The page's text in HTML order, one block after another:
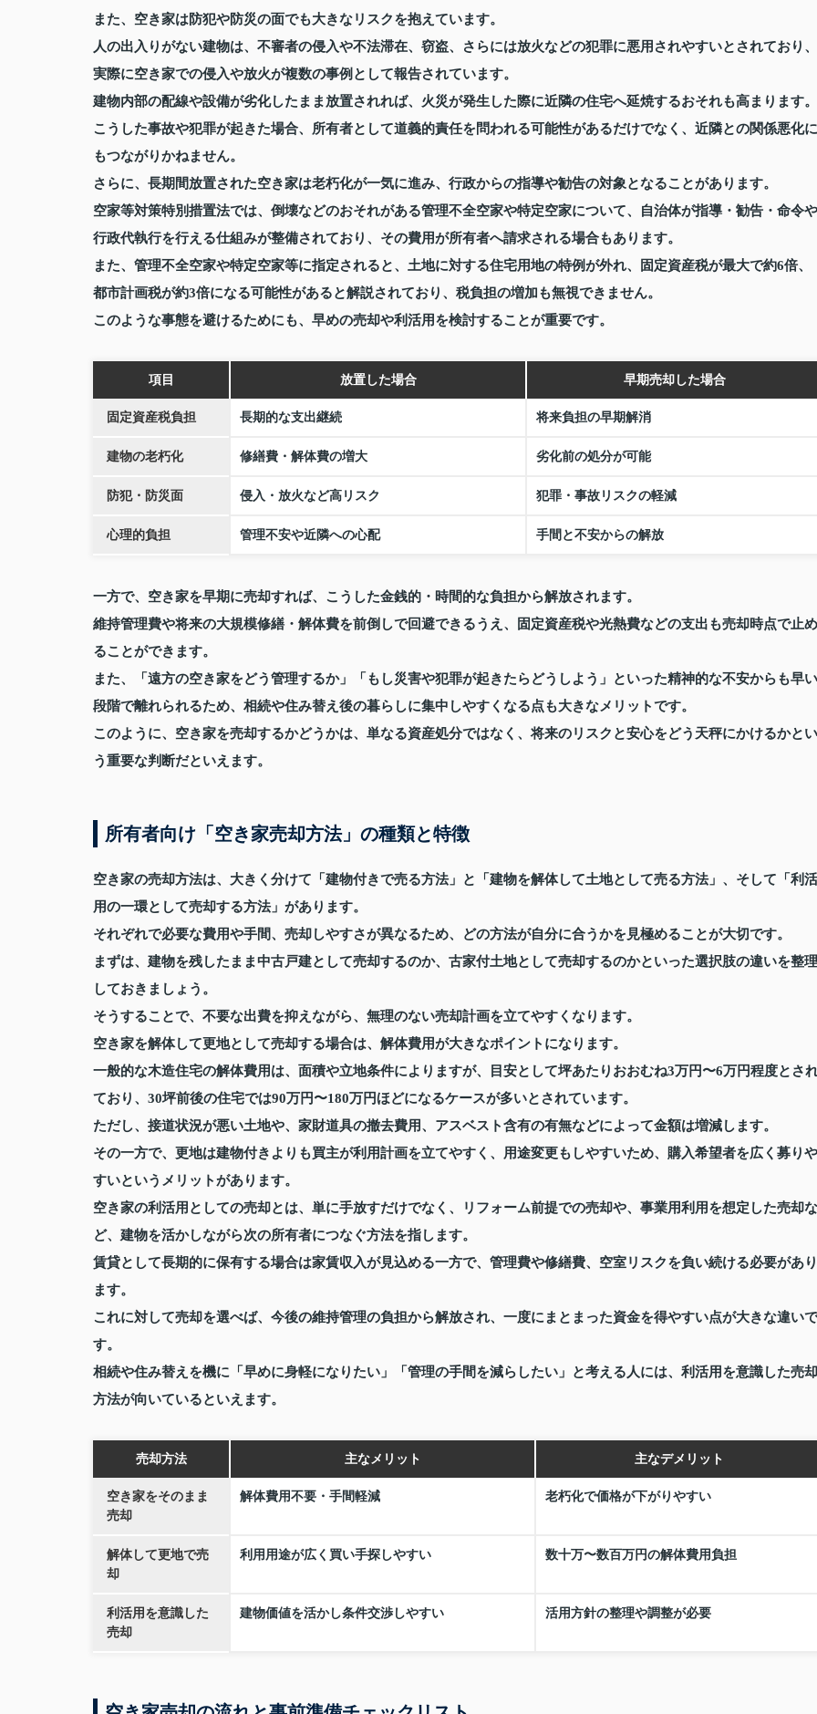
また、空き家は防犯や防災の面でも大きなリスクを抱えています。
人の出入りがない建物は、不審者の侵入や不法滞在、窃盗、さらには放火などの犯罪に悪用されやすいとされており、
実際に空き家での侵入や放火が複数の事例として報告されています。
建物内部の配線や設備が劣化したまま放置されれば、火災が発生した際に近隣の住宅へ延焼するおそれも高まります。
こうした事故や犯罪が起きた場合、所有者として道義的責任を問われる可能性があるだけでなく、近隣との関係悪化に
もつながりかねません。
さらに、長期間放置された空き家は老朽化が一気に進み、行政からの指導や勧告の対象となることがあります。
空家等対策特別措置法では、倒壊などのおそれがある管理不全空家や特定空家について、自治体が指導・勧告・命令や
行政代執行を行える仕組みが整備されており、その費用が所有者へ請求される場合もあります。
また、管理不全空家や特定空家等に指定されると、土地に対する住宅用地の特例が外れ、固定資産税が最大で約6倍、
都市計画税が約3倍になる可能性があると解説されており、税負担の増加も無視できません。
このような事態を避けるためにも、早めの売却や利活用を検討することが重要です。
項目 放置した場合 早期売却した場合
固定資産税負担 長期的な支出継続 将来負担の早期解消
建物の老朽化 修繕費・解体費の増大 劣化前の処分が可能
防犯・防災面 侵入・放火など高リスク 犯罪・事故リスクの軽減
心理的負担 管理不安や近隣への心配 手間と不安からの解放
一方で、空き家を早期に売却すれば、こうした金銭的・時間的な負担から解放されます。
維持管理費や将来の大規模修繕・解体費を前倒しで回避できるうえ、固定資産税や光熱費などの支出も売却時点で止め
ることができます。
また、「遠方の空き家をどう管理するか」「もし災害や犯罪が起きたらどうしよう」といった精神的な不安からも早い
段階で離れられるため、相続や住み替え後の暮らしに集中しやすくなる点も大きなメリットです。
このように、空き家を売却するかどうかは、単なる資産処分ではなく、将来のリスクと安心をどう天秤にかけるかとい
う重要な判断だといえます。
所有者向け「空き家売却方法」の種類と特徴
空き家の売却方法は、大きく分けて「建物付きで売る方法」と「建物を解体して土地として売る方法」、そして「利活
用の一環として売却する方法」があります。
それぞれで必要な費用や手間、売却しやすさが異なるため、どの方法が自分に合うかを見極めることが大切です。
まずは、建物を残したまま中古戸建として売却するのか、古家付土地として売却するのかといった選択肢の違いを整理
しておきましょう。
そうすることで、不要な出費を抑えながら、無理のない売却計画を立てやすくなります。
空き家を解体して更地として売却する場合は、解体費用が大きなポイントになります。
一般的な木造住宅の解体費用は、面積や立地条件によりますが、目安として坪あたりおおむね3万円〜6万円程度とさ
ており、30坪前後の住宅では90万円〜180万円ほどになるケースが多いとされています。
ただし、接道状況が悪い土地や、家財道具の撤去費用、アスベスト含有の有無などによって金額は増減します。
その一方で、更地は建物付きよりも買主が利用計画を立てやすく、用途変更もしやすいため、購入希望者を広く募りや
すいというメリットがあります。
空き家の利活用としての売却とは、単に手放すだけでなく、リフォーム前提での売却や、事業用利用を想定した売却な
ど、建物を活かしながら次の所有者につなぐ方法を指します。
賃貸として長期的に保有する場合は家賃収入が見込める一方で、管理費や修繕費、空室リスクを負い続ける必要があり
ます。
これに対して売却を選べば、今後の維持管理の負担から解放され、一度にまとまった資金を得やすい点が大きな違いで
す。
相続や住み替えを機に「早めに身軽になりたい」「管理の手間を減らしたい」と考える人には、利活用を意識した売却
方法が向いているといえます。
売却方法 主なメリット 主なデメリット
空き家をそのまま
売却
解体費用不要・手間軽減 老朽化で価格が下がりやすい
解体して更地で売
却
利用用途が広く買い手探しやすい 数十万〜数百万円の解体費用負担
利活用を意識した
売却
建物価値を活かし条件交渉しやすい 活用方針の整理や調整が必要